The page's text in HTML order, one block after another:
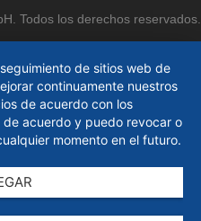
Todos los derechos reservados.
de sitios web de
continuamente nuestros
de acuerdo con los
de acuerdo y puedo revocar o
momento en el futuro.